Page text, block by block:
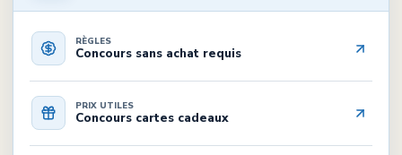
RÈGLES
Concours sans achat requis
PRIX UTILES
Concours cartes cadeaux